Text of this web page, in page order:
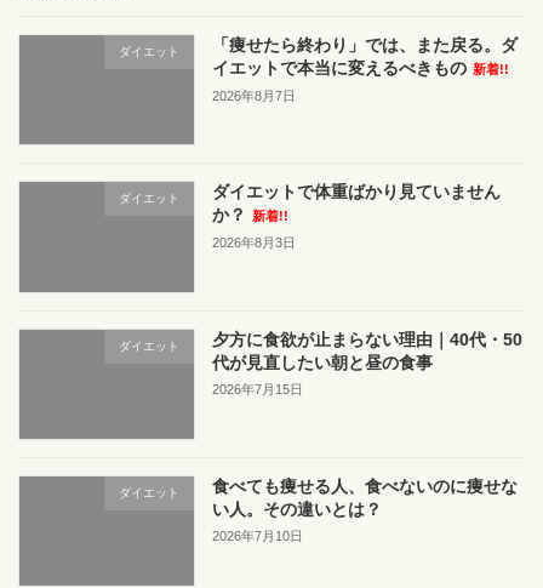
ダイエット
「痩せたら終わり」では、また戻る。ダ
イエットで本当に変えるべきもの 新着!!
2026年8月7日
ダイエット
ダイエットで体重ばかり見ていません
か？
新着!!
2026年8月3日
ダイエット
夕方に食欲が止まらない理由｜40代・50
代が見直したい朝と昼の食事
2026年7月15日
ダイエット
食べても痩せる人、食べないのに痩せな
い人。その違いとは？
2026年7月10日